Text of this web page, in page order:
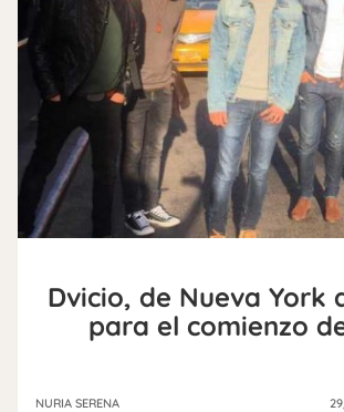
Dvicio, de Nueva York
para el comienzo
NURIA SERENA